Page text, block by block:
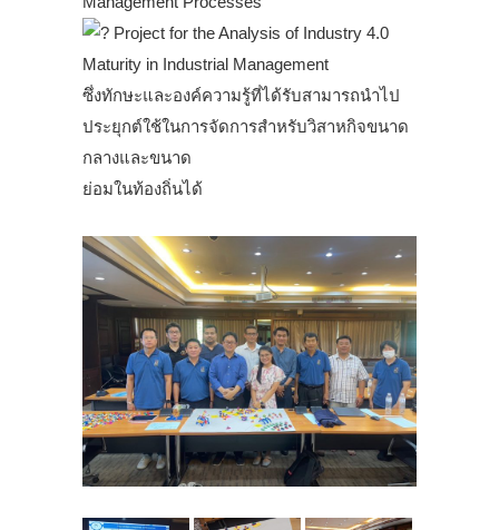
Project for the Analysis of Industry 4.0
Maturity in Industrial Management
ซึ่งทักษะและองค์ความรู้ที่ได้รับสามารถนำไป
ประยุกต์ใช้ในการจัดการสำหรับวิสาหกิจขนาด
กลางและขนาด
ย่อมในท้องถิ่นได้